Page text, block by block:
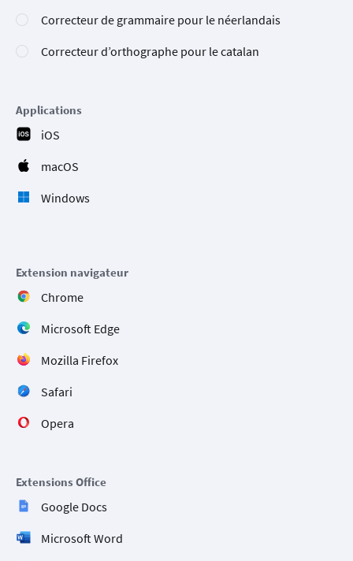
Correcteur de grammaire pour le néerlandais
Correcteur d’orthographe pour le catalan
Applications
iOS
macOS
Windows
Extension navigateur
Chrome
Microsoft Edge
Mozilla Firefox
Safari
Opera
Extensions Office
Google Docs
Microsoft Word